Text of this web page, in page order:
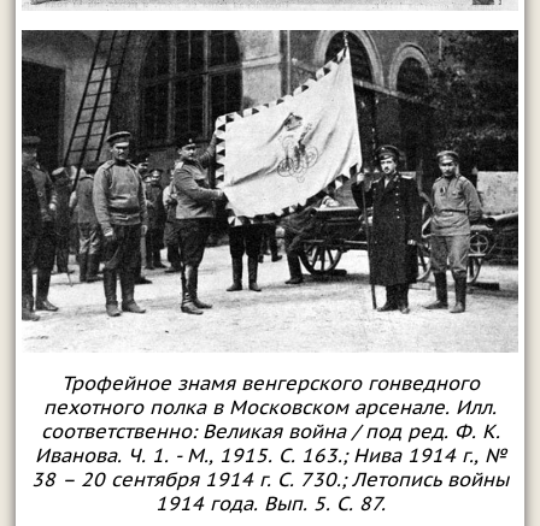
Трофейное знамя венгерского гонведного
пехотного полка в Московском арсенале. Илл.
соответственно: Великая война / под ред. Ф. К.
Иванова. Ч. 1. - М., 1915. С. 163.; Нива 1914 г., №
38 – 20 сентября 1914 г. С. 730.; Летопись войны
1914 года. Вып. 5. С. 87.